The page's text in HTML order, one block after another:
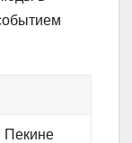
Пекине